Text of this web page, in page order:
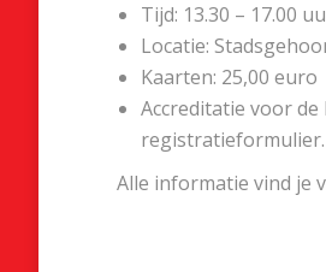
Tijd: 13.30 – 17.00
Locatie:
Kaarten: 25,00 euro
Accreditatie voor
registratieformulier.
Alle informatie vind je